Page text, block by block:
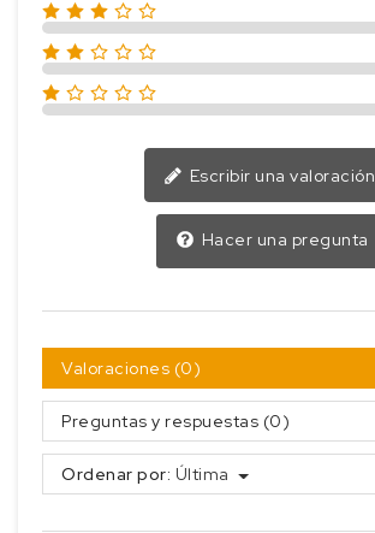
Escribir una valoración
Hacer una pregunta
Valoraciones (0)
Preguntas y respuestas (0)
Ordenar por: Última